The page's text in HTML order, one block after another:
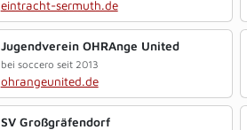
eintracht-sermuth.de
Jugendverein OHRAnge United
bei soccero seit 2013
ohrangeunited.de
SV Großgräfendorf